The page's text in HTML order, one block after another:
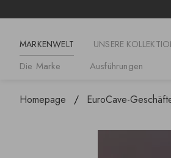
MARKENWELT
Die Marke Ausführungen
UNSERE
Homepage EuroCave-